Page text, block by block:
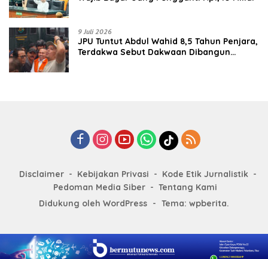
9 Juli 2026
JPU Tuntut Abdul Wahid 8,5 Tahun Penjara,
Terdakwa Sebut Dakwaan Dibangun
Disclaimer Kebijakan Privasi
Kode Etik Jurnalistik
Pedoman Media Siber
Tentang Kami
Didukung oleh WordPress - Tema: wpberita.